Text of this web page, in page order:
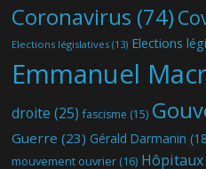
Coronavirus (74)
Elections législatives (13) Elections
Emmanuel
droite (25) fascisme (15)
Guerre (23) Gérald Darmanin
mouvement ouvrier (16) Hôpitaux